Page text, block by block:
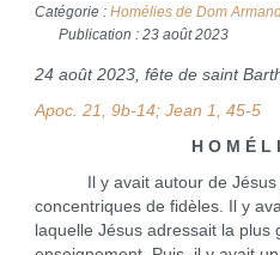
Catégorie : Homélies de Dom
Publication : 23 août 2023
24 août 2023, fête de saint
Apoc. 21, 9b-14; Jean 1, 45-5
H O M É L
Il y avait autour de Jésus
concentriques de fidèles. Il y
laquelle Jésus adressait la plus